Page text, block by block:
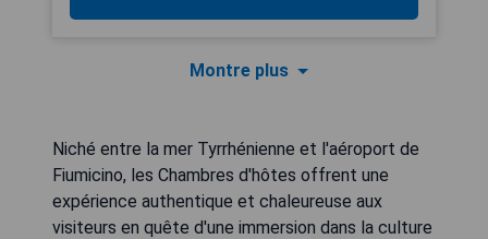
Montre plus
Niché entre la mer Tyrrhénienne et l'aéroport de
Fiumicino, les Chambres d'hôtes offrent une
expérience authentique et chaleureuse aux
visiteurs en quête d'une immersion dans la culture